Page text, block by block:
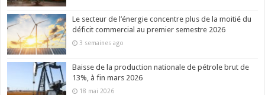
Le secteur de l’énergie concentre plus de la moitié du
déficit commercial au premier semestre 2026
3 semaines ago
Baisse de la production nationale de pétrole brut de
13%, à fin mars 2026
18 mai 2026